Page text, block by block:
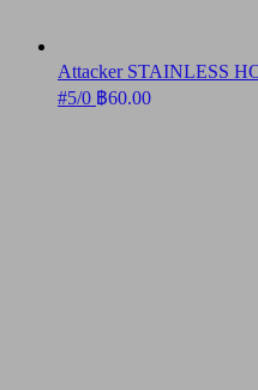
Attacker STAINLESS
#5/0 ฿60.00